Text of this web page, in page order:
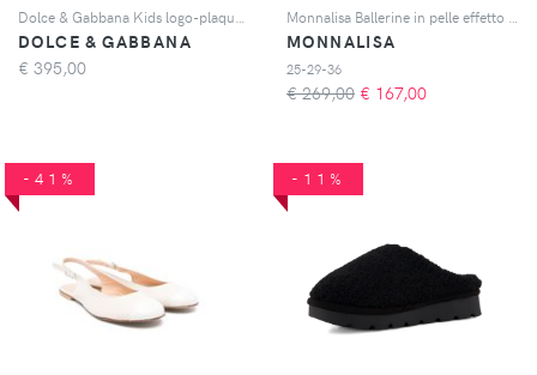
DOLCE & GABBANA
€ 395,00
MONNALISA
25-29-36
€ 269,00 € 167,00
-41% -11%